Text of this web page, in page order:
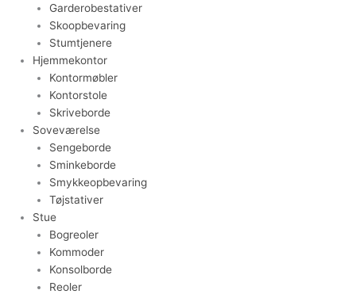
Garderobestativer
Skoopbevaring
Stumtjenere
Hjemmekontor
Kontormøbler
Kontorstole
Skriveborde
Soveværelse
Sengeborde
Sminkeborde
Smykkeopbevaring
Tøjstativer
Stue
Bogreoler
Kommoder
Konsolborde
Reoler